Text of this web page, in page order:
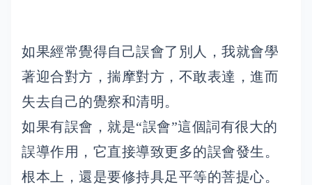
如果經常覺得自己誤會了別人，我就會學
著迎合對方，揣摩對方，不敢表達，進而
失去自己的覺察和清明。
如果有誤會，就是“誤會”這個詞有很大的
誤導作用，它直接導致更多的誤會發生。
根本上，還是要修持具足平等的菩提心。